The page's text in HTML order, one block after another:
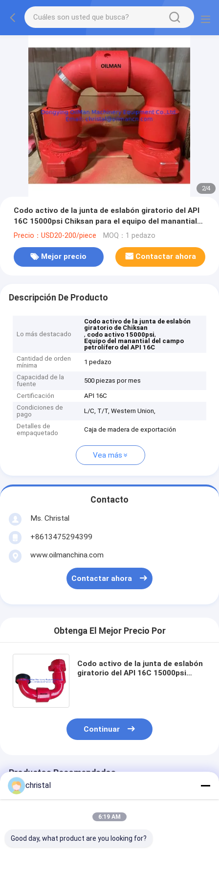
2/4
Codo activo de la junta de eslabón giratorio del API
16C 15000psi Chiksan para el equipo del manantial
del campo petrolífero
Precio：USD20-200/piece MOQ：1 pedazo
Mejor precio Contactar ahora
Descripción De Producto
Lo más destacado
Codo activo de la junta de eslabón
giratorio de Chiksan
, codo activo 15000psi,
Equipo del manantial del campo
petrolífero del API 16C
Cantidad de orden
mínima
1 pedazo
Capacidad de la
fuente
500 piezas por mes
Certificación
API 16C
Condiciones de
pago
L/C, T/T, Western Union,
Detalles de
empaquetado
Caja de madera de exportación
Vea más
Contacto
Ms. Christal
+8613475294399
www.oilmanchina.com
Contactar ahora
Obtenga El Mejor Precio Por
Codo activo de la junta de eslabón
giratorio del API 16C 15000psi
Continuar
Productos Recomendados
christal
6:19 AM
Good day, what product are you looking for?